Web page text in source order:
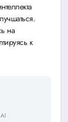
на
к